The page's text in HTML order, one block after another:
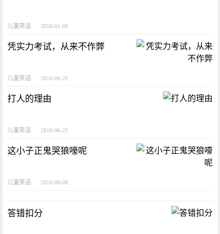
儿童笑话 2016-01-06
凭实力考试，从来不作弊
儿童笑话 2016-06-25
打人的理由
儿童笑话 2016-06-25
这小子正鬼哭狼嚎呢
儿童笑话 2016-09-08
答错扣分